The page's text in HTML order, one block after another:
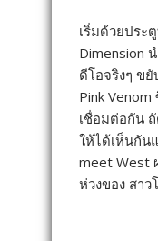
เริ่มด้วยประ
Dimension
ดีโอจริงๆ ข
Pink
เชื่อมต่อกัน
ให้ได้เห็นกัน
meet West
ห่วงของ สา